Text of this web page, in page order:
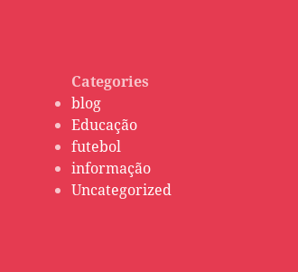
Categories
blog
Educação
futebol
informação
Uncategorized